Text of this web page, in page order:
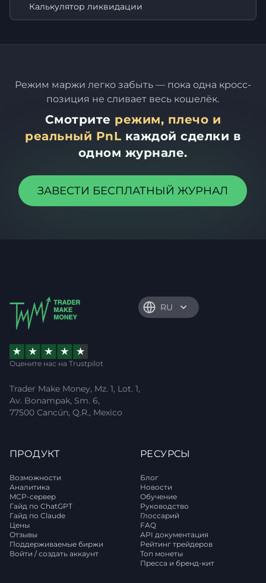
Калькулятор ликвидации
Режим маржи легко забыть — пока одна кросс-
позиция не сливает весь кошелёк.
Смотрите режим, плечо и
реальный PnL каждой сделки в
одном журнале.
ЗАВЕСТИ БЕСПЛАТНЫЙ ЖУРНАЛ
RU
Оцените нас на Trustpilot
Trader Make Money, Mz. 1, Lot. 1,
Av. Bonampak, Sm. 6,
77500 Cancún, Q.R., Mexico
ПРОДУКТ
Возможности
Аналитика
MCP-сервер
Гайд по ChatGPT
Гайд по Claude
Цены
Отзывы
Поддерживаемые биржи
Войти / создать аккаунт
РЕСУРСЫ
Блог
Новости
Обучение
Руководство
Глоссарий
FAQ
API документация
Рейтинг трейдеров
Топ монеты
Пресса и бренд-кит